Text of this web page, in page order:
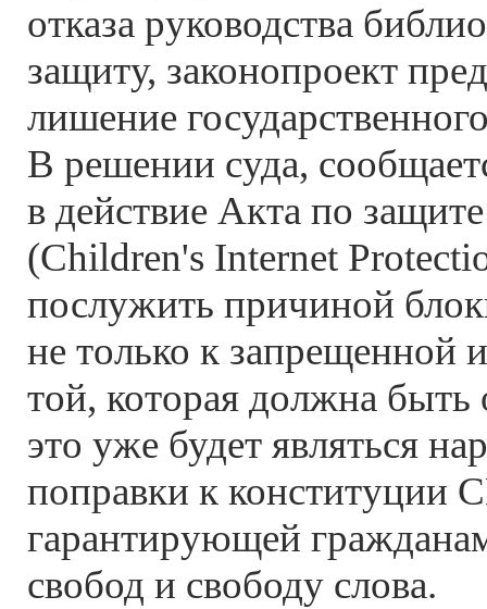
отказа руководства
защиту, законопроект
лишение
В решении суда,
в действие Акта по
(Children's Internet
послужить причиной
не только к запрещенной
той, которая должна
это уже будет являться
поправки к
гарантирующей
свобод и свободу слова.